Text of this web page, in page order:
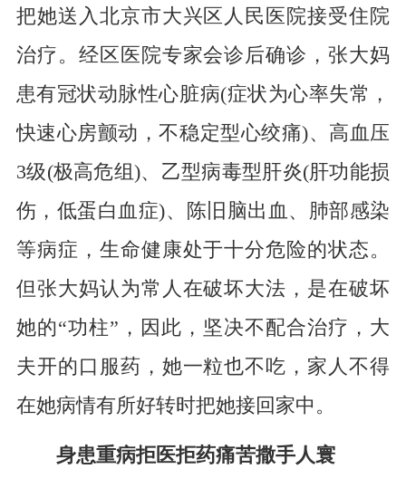
把她送入北京市大兴区人民医院接受住院
治疗。经区医院专家会诊后确诊，张大妈
患有冠状动脉性心脏病(症状为心率失常，
快速心房颤动，不稳定型心绞痛)、高血压
3级(极高危组)、乙型病毒型肝炎(肝功能损
伤，低蛋白血症)、陈旧脑出血、肺部感染
等病症，生命健康处于十分危险的状态。
但张大妈认为常人在破坏大法，是在破坏
她的“功柱”，因此，坚决不配合治疗，大
夫开的口服药，她一粒也不吃，家人不得
在她病情有所好转时把她接回家中。
身患重病拒医拒药痛苦撒手人寰